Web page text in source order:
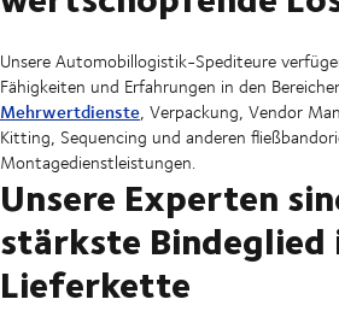
Unsere Automobillogistik-Spediteure
Fähigkeiten und Erfahrungen in den
Mehrwertdienste, Verpackung, Vendor
Kitting, Sequencing und anderen
Montagedienstleistungen.
Unsere Experten
stärkste Bindeglied
Lieferkette